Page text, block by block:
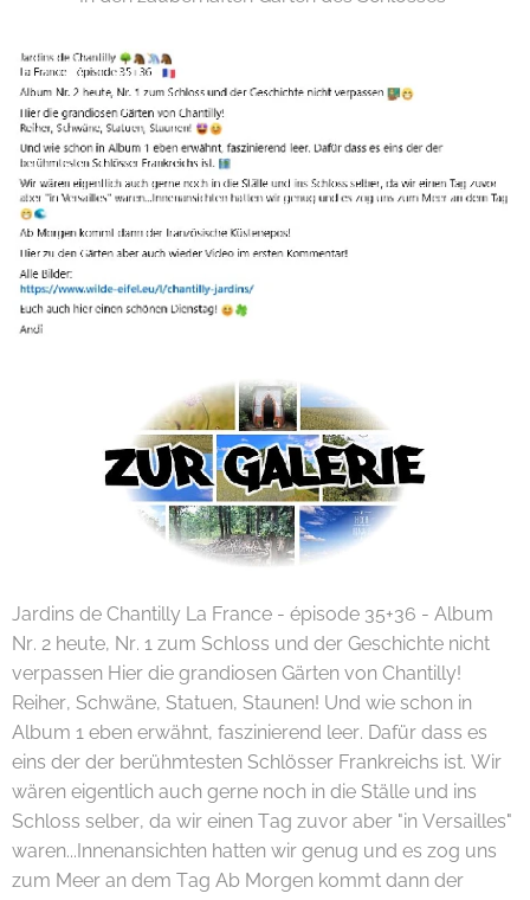
Jardins de Chantilly La France - épisode 35+36 - Album
Nr. 2 heute, Nr. 1 zum Schloss und der Geschichte nicht
verpassen Hier die grandiosen Gärten von Chantilly!
Reiher, Schwäne, Statuen, Staunen! Und wie schon in
Album 1 eben erwähnt, faszinierend leer. Dafür dass es
eins der der berühmtesten Schlösser Frankreichs ist. Wir
wären eigentlich auch gerne noch in die Ställe und ins
Schloss selber, da wir einen Tag zuvor aber "in Versailles"
waren...Innenansichten hatten wir genug und es zog uns
zum Meer an dem Tag Ab Morgen kommt dann der